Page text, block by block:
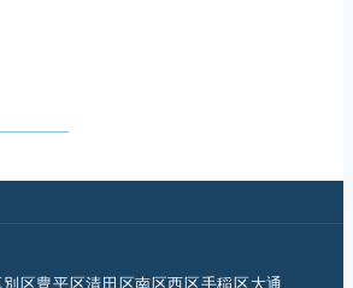
別区豊平区清田区南区西区手稲区大通